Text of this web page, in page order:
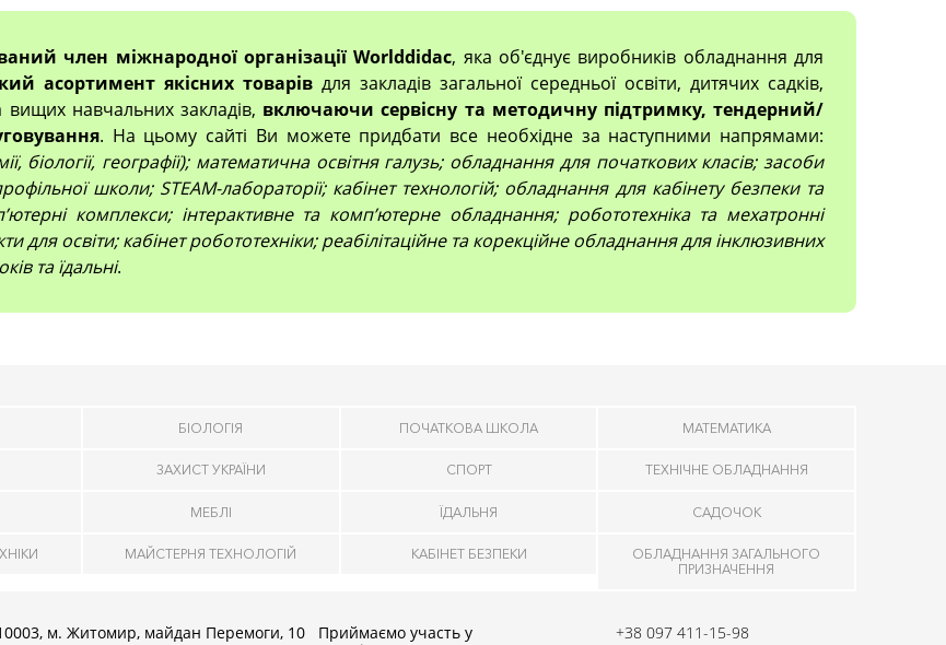
член міжнародної організації Worlddidac, яка об'єднує виробників обладнання для
асортимент якісних товарів для закладів загальної середньої освіти, дитячих садків,
вищих навчальних закладів, включаючи сервісну та методичну підтримку, тендерний/
. На цьому сайті Ви можете придбати все необхідне за наступними напрямами:
біології, географії); математична освітня галузь; обладнання для початкових класів; засоби
школи; STEAM-лабораторії; кабінет технологій; обладнання для кабінету безпеки та
комплекси; інтерактивне та комп’ютерне обладнання; робототехніка та мехатронні
освіти; кабінет робототехніки; реабілітаційне та корекційне обладнання для інклюзивних
та їдальні.
БІОЛОГІЯ ПОЧАТКОВА ШКОЛА МАТЕМАТИКА
ЗАХИСТ УКРАЇНИ СПОРТ ТЕХНІЧНЕ ОБЛАДНАННЯ
МЕБЛІ ЇДАЛЬНЯ САДОЧОК
МАЙСТЕРНЯ ТЕХНОЛОГІЙ КАБІНЕТ БЕЗПЕКИ
ОБЛАДНАННЯ ЗАГАЛЬНОГО
ПРИЗНАЧЕННЯ
м. Житомир, майдан Перемоги, 10
Приймаємо участь у
+38 097 411-15-98